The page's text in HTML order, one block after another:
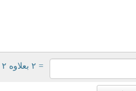
= ۲ بعلاوه ۲